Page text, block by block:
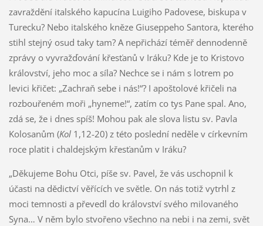
zavraždění italského kapucína Luigiho Padovese, biskupa v
Turecku? Nebo italského kněze Giuseppeho Santora, kterého
stihl stejný osud taky tam? A nepřichází téměř dennodenně
zprávy o vyvražďování křesťanů v Iráku? Kde je to Kristovo
království, jeho moc a síla? Nechce se i nám s lotrem po
levici křičet: „Zachraň sebe i nás!“? I apoštolové křičeli na
rozbouřeném moři „hyneme!“, zatím co tys Pane spal. Ano,
zdá se, že i dnes spíš! Mohou pak ale slova listu sv. Pavla
Kolosanům (Kol1,12-20) z této poslední neděle v církevním
roce platit i chaldejským křesťanům v Iráku?
„Děkujeme Bohu Otci, píše sv. Pavel, že vás uschopnil k
účasti na dědictví věřících ve světle. On nás totiž vytrhl z
moci temnosti a převedl do království svého milovaného
Syna… V něm bylo stvořeno všechno na nebi i na zemi, svět